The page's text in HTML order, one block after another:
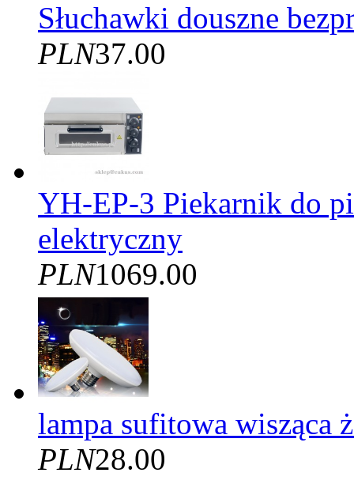
Słuchawki douszne
PLN37.00
YH-EP-3 Piekarnik do
elektryczny
PLN1069.00
lampa sufitowa wisząca
PLN28.00